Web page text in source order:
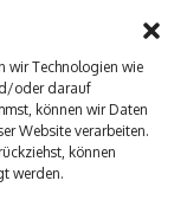
wir Technologien wie
oder darauf
können wir Daten
Website verarbeiten.
können
werden.